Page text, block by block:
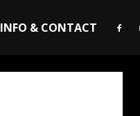
INFO & CONTACT